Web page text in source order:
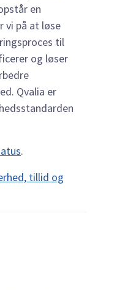
en
vi på at løse
til
og løser
Qvalia er
.
tillid og